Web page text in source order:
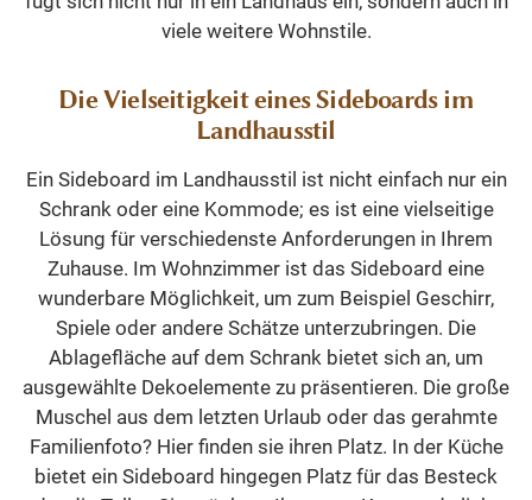
viele weitere Wohnstile.
Die Vielseitigkeit eines Sideboards im
Landhausstil
Ein Sideboard im Landhausstil ist nicht einfach nur ein
Schrank oder eine Kommode; es ist eine vielseitige
Lösung für verschiedenste Anforderungen in Ihrem
Zuhause. Im Wohnzimmer ist das Sideboard eine
wunderbare Möglichkeit, um zum Beispiel Geschirr,
Spiele oder andere Schätze unterzubringen. Die
Ablagefläche auf dem Schrank bietet sich an, um
ausgewählte Dekoelemente zu präsentieren. Die große
Muschel aus dem letzten Urlaub oder das gerahmte
Familienfoto? Hier finden sie ihren Platz. In der Küche
bietet ein Sideboard hingegen Platz für das Besteck